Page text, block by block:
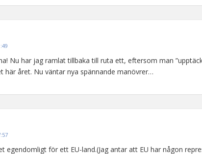
Nu har jag ramlat tillbaka till ruta ett, eftersom man
här året. Nu väntar nya spännande manövrer…
egendomligt för ett EU-land.(Jag antar att EU har någon